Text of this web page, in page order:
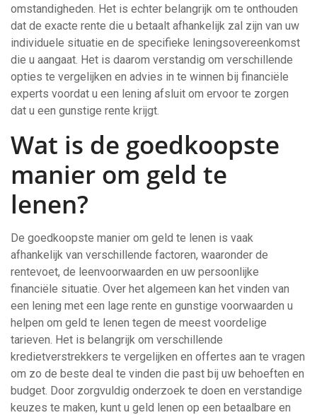
omstandigheden. Het is echter belangrijk om te onthouden
dat de exacte rente die u betaalt afhankelijk zal zijn van uw
individuele situatie en de specifieke leningsovereenkomst
die u aangaat. Het is daarom verstandig om verschillende
opties te vergelijken en advies in te winnen bij financiële
experts voordat u een lening afsluit om ervoor te zorgen
dat u een gunstige rente krijgt.
Wat is de goedkoopste
manier om geld te
lenen?
De goedkoopste manier om geld te lenen is vaak
afhankelijk van verschillende factoren, waaronder de
rentevoet, de leenvoorwaarden en uw persoonlijke
financiële situatie. Over het algemeen kan het vinden van
een lening met een lage rente en gunstige voorwaarden u
helpen om geld te lenen tegen de meest voordelige
tarieven. Het is belangrijk om verschillende
kredietverstrekkers te vergelijken en offertes aan te vragen
om zo de beste deal te vinden die past bij uw behoeften en
budget. Door zorgvuldig onderzoek te doen en verstandige
keuzes te maken, kunt u geld lenen op een betaalbare en